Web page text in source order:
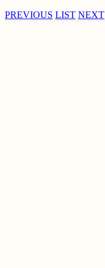
PREVIOUS LIST NEXT